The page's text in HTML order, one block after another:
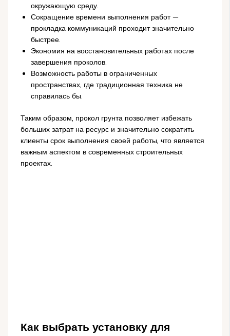
окружающую среду.
Сокращение времени выполнения работ —
прокладка коммуникаций проходит значительно
быстрее.
Экономия на восстановительных работах после
завершения проколов.
Возможность работы в ограниченных
пространствах, где традиционная техника не
справилась бы.
Таким образом, прокол грунта позволяет избежать
больших затрат на ресурс и значительно сократить
клиенты срок выполнения своей работы, что является
важным аспектом в современных строительных
проектах.
Как выбрать установку для